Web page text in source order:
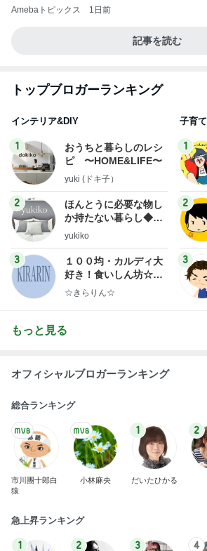
Amebaトピックス 1日前
記事を読む
トップブロガーランキング
インテリア&DIY
1
おうちと暮らしのレシ
ピ 〜HOME&LIFE〜
yuki (ドキ子）
2
ほんとうに必要な物し
か持たない暮らし◆Ke
ep Life Simple◆〜イ
yukiko
3
１００均・カルディ大
好き！食いしん坊☆き
らりん☆のブログ
☆きらりん☆
子育て
1
2
3
もっと見る
オフィシャルブロガーランキング
総合ランキング
市川團十郎白
猿
小林麻央
1
だいたひかる
2
急上昇ランキング
1 2 3 4